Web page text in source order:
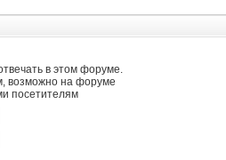
в этом форуме.
возможно на форуме
посетителям